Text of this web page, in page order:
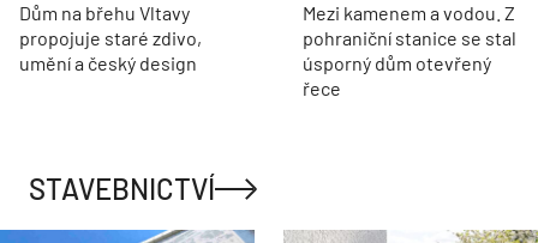
Dům na břehu Vltavy
propojuje staré zdivo,
umění a český design
Mezi kamenem a vodou. Z
pohraniční stanice se stal
úsporný dům otevřený
řece
STAVEBNICTVÍ